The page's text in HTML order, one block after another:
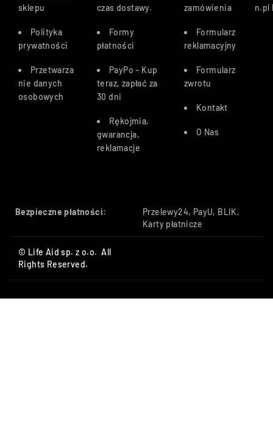
sklepu
Polityka
prywatności
Przetwarza
nie danych
osobowych
czas dostawy.
Formy
płatności
PayPo – Kup
teraz, zapłać za
30 dni
Rękojmia,
gwarancja,
reklamacje
zamówienia
Formularz
reklamacyjny
Formularz
zwrotu
Kontakt
O Nas
n.pl
Bezpieczne płatności:
Przelewy24, PayU, BLIK,
Karty płatnicze
© Life Aid sp. z o.o. All
Rights Reserved.